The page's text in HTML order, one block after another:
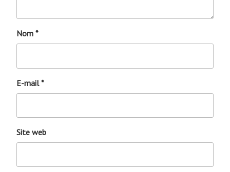
Nom *
E-mail*
Site web